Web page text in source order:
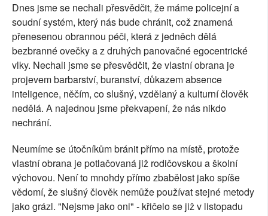
Dnes jsme se nechali přesvědčit, že máme policejní a
soudní systém, který nás bude chránit, což znamená
přenesenou obrannou péči, která z jedněch dělá
bezbranné ovečky a z druhých panovačné egocentrické
vlky. Nechali jsme se přesvědčit, že vlastní obrana je
projevem barbarství, buranství, důkazem absence
inteligence, něčím, co slušný, vzdělaný a kulturní člověk
nedělá. A najednou jsme překvapení, že nás nikdo
nechrání.
Neumíme se útočníkům bránit přímo na místě, protože
vlastní obrana je potlačovaná již rodičovskou a školní
výchovou. Není to mnohdy přímo zbabělost jako spíše
vědomí, že slušný člověk nemůže používat stejné metody
jako grázl. "Nejsme jako oni" - křičelo se již v listopadu